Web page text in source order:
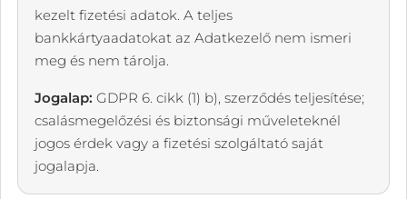
kezelt fizetési adatok. A teljes
bankkártyaadatokat az Adatkezelő nem ismeri
meg és nem tárolja.
Jogalap: GDPR 6. cikk (1) b), szerződés teljesítése;
csalásmegelőzési és biztonsági műveleteknél
jogos érdek vagy a fizetési szolgáltató saját
jogalapja.